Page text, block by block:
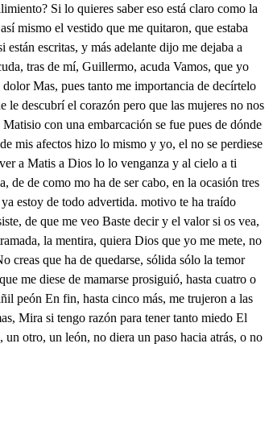
Si lo quieres saber eso está claro como la
mismo el vestido que me quitaron, que estaba
escritas, y más adelante dijo me dejaba a
tras de mí, Guillermo, acuda Vamos, que yo
Mas, pues tanto me importancia de decírtelo
le descubrí el corazón pero que las mujeres no nos
con una embarcación se fue pues de dónde
mis afectos hizo lo mismo y yo, el no se perdiese
a Matis a Dios lo lo venganza y al cielo a ti
de de como mo ha de ser cabo, en la ocasión tres
estoy de todo advertida. motivo te ha traído
de que me veo Baste decir y el valor si os vea,
la mentira, quiera Dios que yo me mete, no
creas que ha de quedarse, sólida sólo la temor
me diese de mamarse prosiguió, hasta cuatro o
peón En fin, hasta cinco más, me trujeron a las
Mira si tengo razón para tener tanto miedo El
otro, un león, no diera un paso hacia atrás, o no